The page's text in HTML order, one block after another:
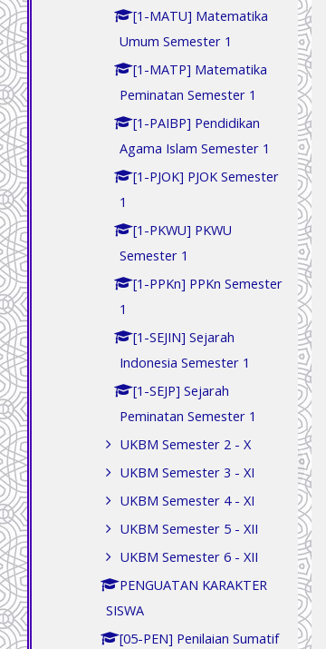
[1-MATU] Matematika
Umum Semester 1
[1-MATP] Matematika
Peminatan Semester 1
[1-PAIBP] Pendidikan
Agama Islam Semester 1
[1-PJOK] PJOK Semester
1
[1-PKWU] PKWU
Semester 1
[1-PPKn] PPKn Semester
1
[1-SEJIN] Sejarah
Indonesia Semester 1
[1-SEJP] Sejarah
Peminatan Semester 1
UKBM Semester 2 - X
UKBM Semester 3 - XI
UKBM Semester 4 - XI
UKBM Semester 5 - XII
UKBM Semester 6 - XII
PENGUATAN KARAKTER
SISWA
[05-PEN] Penilaian Sumatif